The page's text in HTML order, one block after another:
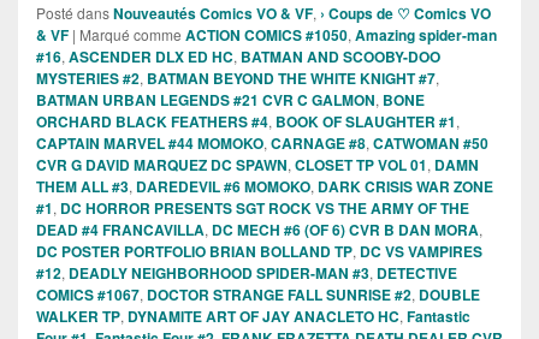
Posté dansNouveautés Comics VO & VF, › Coups de ♡ Comics VO
& VF | Marqué comme ACTION COMICS #1050, Amazing spider-man
#16, ASCENDER DLX ED HC, BATMAN AND SCOOBY-DOO
MYSTERIES #2, BATMAN BEYOND THE WHITE KNIGHT #7,
BATMAN URBAN LEGENDS #21 CVR C GALMON, BONE
ORCHARD BLACK FEATHERS #4, BOOK OF SLAUGHTER #1,
CAPTAIN MARVEL #44 MOMOKO, CARNAGE #8, CATWOMAN #50
CVR G DAVID MARQUEZ DC SPAWN, CLOSET TP VOL 01, DAMN
THEM ALL #3, DAREDEVIL #6 MOMOKO, DARK CRISIS WAR ZONE
#1, DC HORROR PRESENTS SGT ROCK VS THE ARMY OF THE
DEAD #4 FRANCAVILLA, DC MECH #6 (OF 6) CVR B DAN MORA,
DC POSTER PORTFOLIO BRIAN BOLLAND TP, DC VS VAMPIRES
#12, DEADLY NEIGHBORHOOD SPIDER-MAN #3, DETECTIVE
COMICS #1067, DOCTOR STRANGE FALL SUNRISE #2, DOUBLE
WALKER TP, DYNAMITE ART OF JAY ANACLETO HC, Fantastic